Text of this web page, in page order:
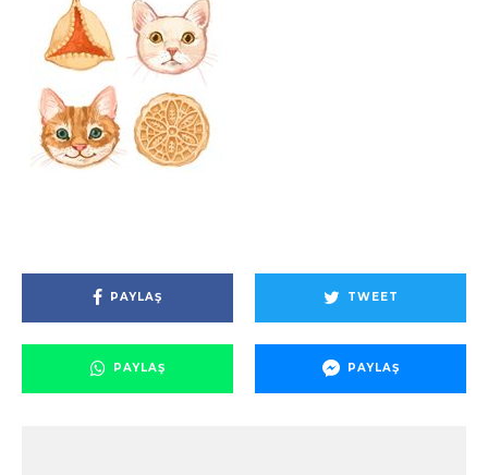
PAYLAŞ TWEET
PAYLAŞ PAYLAŞ